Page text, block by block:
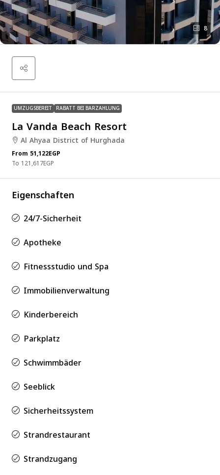
8
UMZUGSBEREIT RABATT BEI BARZAHLUNG
La Vanda Beach Resort
Al Ahyaa District of Hurghada
From 51,122EGP
121,617EGP
Eigenschaften
24/7-Sicherheit
Apotheke
Fitnessstudio und Spa
Immobilienverwaltung
Kinderbereich
Parkplatz
Schwimmbäder
Seeblick
Sicherheitssystem
Strandrestaurant
Strandzugang